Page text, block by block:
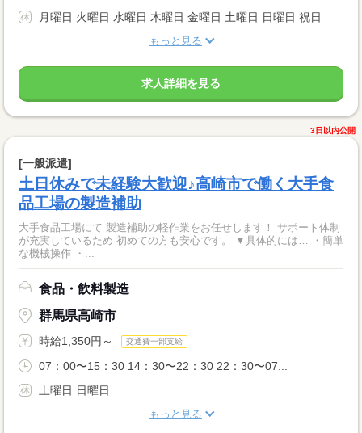
月曜日 火曜日 水曜日 木曜日 金曜日 土曜日 日曜日 祝日
もっと見る
求人詳細を見る
3日以内公開
[一般派遣]
土日休みで未経験大歓迎♪高崎市で働く大手食
品工場の製造補助
大手食品工場にて 製造補助の軽作業をお任せします！ サポート体制
が充実しているため 初めての方も安心です。 ▼具体的には… ・簡単
な機械操作 ・...
食品・飲料製造
群馬県高崎市
時給1,350円～ 交通費一部支給
07：00〜15：30 14：30〜22：30 22：30〜07...
土曜日 日曜日
もっと見る